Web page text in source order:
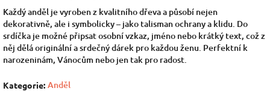
Každý anděl je vyroben z kvalitního dřeva a působí nejen
dekorativně, ale i symbolicky – jako talisman ochrany a klidu. Do
srdíčka je možné připsat osobní vzkaz, jméno nebo krátký text, což z
něj dělá originální a srdečný dárek pro každou ženu. Perfektní k
narozeninám, Vánocům nebo jen tak pro radost.
Kategorie: Anděl